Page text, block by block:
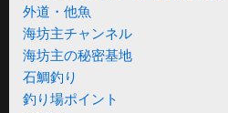
外道・他魚
海坊主チャンネル
海坊主の秘密基地
石鯛釣り
釣り場ポイント